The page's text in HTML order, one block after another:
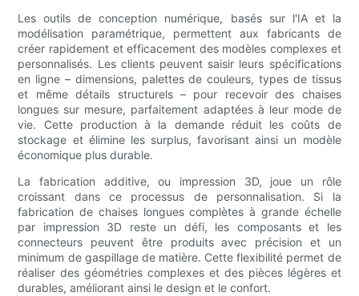
Les outils de conception numérique, basés sur l'IA et la
modélisation paramétrique, permettent aux fabricants de
créer rapidement et efficacement des modèles complexes et
personnalisés. Les clients peuvent saisir leurs spécifications
en ligne – dimensions, palettes de couleurs, types de tissus
et même détails structurels – pour recevoir des chaises
longues sur mesure, parfaitement adaptées à leur mode de
vie. Cette production à la demande réduit les coûts de
stockage et élimine les surplus, favorisant ainsi un modèle
économique plus durable.
La fabrication additive, ou impression 3D, joue un rôle
croissant dans ce processus de personnalisation. Si la
fabrication de chaises longues complètes à grande échelle
par impression 3D reste un défi, les composants et les
connecteurs peuvent être produits avec précision et un
minimum de gaspillage de matière. Cette flexibilité permet de
réaliser des géométries complexes et des pièces légères et
durables, améliorant ainsi le design et le confort.